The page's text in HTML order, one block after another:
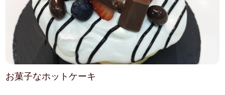
お菓子なホットケーキ